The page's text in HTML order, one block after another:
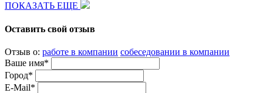
ПОКАЗАТЬ ЕЩЕ
Оставить свой отзыв
Отзыв о: работе в компании собеседовании в компании
Ваше имя*
Город*
E-Mail*